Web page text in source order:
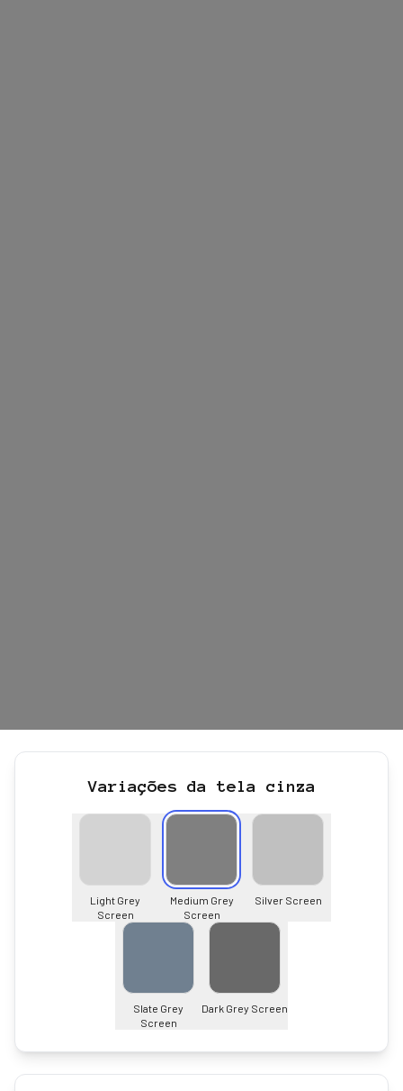
Variações da tela cinza
Light Grey
Screen
Medium Grey
Screen
Silver Screen
Slate Grey
Screen
Dark Grey Screen